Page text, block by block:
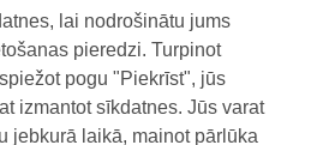
lai nodrošinātu jums
pieredzi. Turpinot
pogu "Piekrīst", jūs
izmantot sīkdatnes. Jūs varat
jebkurā laikā, mainot pārlūka
Akcijas avīze
Vietnes karte